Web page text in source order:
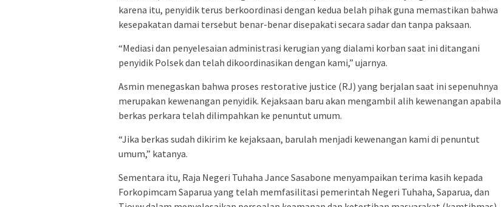
karena itu, penyidik terus berkoordinasi dengan kedua belah pihak guna memastikan bahwa
kesepakatan damai tersebut benar-benar disepakati secara sadar dan tanpa paksaan.
“Mediasi dan penyelesaian administrasi kerugian yang dialami korban saat ini ditangani
penyidik Polsek dan telah dikoordinasikan dengan kami,” ujarnya.
Asmin menegaskan bahwa proses restorative justice (RJ) yang berjalan saat ini sepenuhnya
merupakan kewenangan penyidik. Kejaksaan baru akan mengambil alih kewenangan apabila
berkas perkara telah dilimpahkan ke penuntut umum.
“Jika berkas sudah dikirim ke kejaksaan, barulah menjadi kewenangan kami di penuntut
umum,” katanya.
Sementara itu, Raja Negeri Tuhaha Jance Sasabone menyampaikan terima kasih kepada
Forkopimcam Saparua yang telah memfasilitasi pemerintah Negeri Tuhaha, Saparua, dan